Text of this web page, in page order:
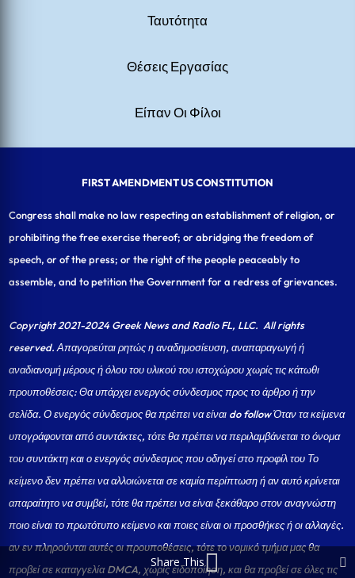
Ταυτότητα
Θέσεις Εργασίας
Είπαν Οι Φίλοι
FIRST AMENDMENT US CONSTITUTION
Congress shall make no law respecting an establishment of religion, or
prohibiting the free exercise thereof; or abridging the freedom of
speech, or of the press; or the right of the people peaceably to
assemble, and to petition the Government for a redress of grievances.
Copyright 2021-2024 Greek News and Radio FL, LLC. All rights
reserved. Απαγορεύται ρητώς η αναδημοσίευση, αναπαραγωγή ή
αναδιανομή μέρους ή όλου του υλικού του ιστοχώρου χωρίς τις κάτωθι
προυποθέσεις: Θα υπάρχει ενεργός σύνδεσμος προς το άρθρο ή την
σελίδα.Ο ενεργός σύνδεσμος θα πρέπει να είναι do follow Όταν τα κείμενα
υπογράφονται από συντάκτες, τότε θα πρέπει να περιλαμβάνεται το όνομα
του συντάκτη και ο ενεργός σύνδεσμος που οδηγεί στο προφίλ του Το
κείμενο δεν πρέπει να αλλοιώνεται σε καμία περίπτωση ή αν αυτό κρίνεται
απαραίτητο να συμβεί, τότε θα πρέπει να είναι ξεκάθαρο στον αναγνώστη
ποιο είναι το πρωτότυπο κείμενο και ποιες είναι οι προσθήκες ή οι αλλαγές.
αν εν πληρούνται αυτές οι προυποθέσεις, τότε το νομικό τμήμα μας θα
προβεί σε καταγγελία DMCA, χωρίς ειδοποίηση, και θα προβεί σε όλες τις
Share This